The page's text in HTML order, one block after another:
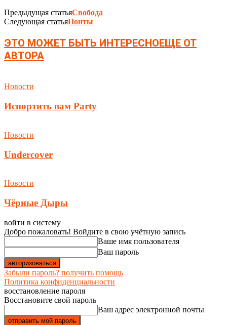
Предыдущая статьяСвобода
Следующая статьяПонты
ЭТО МОЖЕТ БЫТЬ ИНТЕРЕСНОЕЩЕ ОТ
АВТОРА
Новости
Испортить вам Party
Новости
Undercover
Новости
Чёрные Дыры
войти в систему
Добро пожаловать! Войдите в свою учётную запись
Ваше имя пользователя
Ваш пароль
Забыли пароль? получить помощь
Политика конфиденциальности
восстановление пароля
Восстановите свой пароль
Ваш адрес электронной почты